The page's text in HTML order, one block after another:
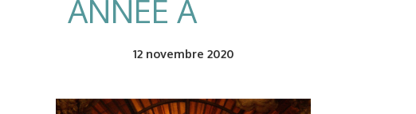
ANNÉE A
12novembre 2020